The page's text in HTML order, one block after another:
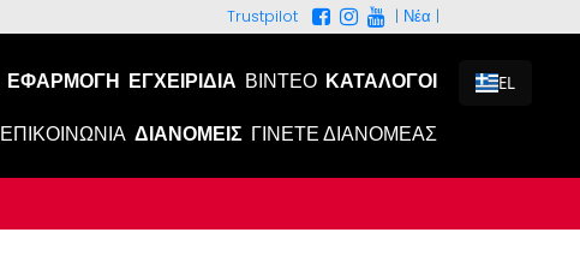
EL
Trustpilot | Νέα |
ΕΦΑΡΜΟΓΉ ΕΓΧΕΙΡΊΔΙΑ ΒΊΝΤΕΟ ΚΑΤΆΛΟΓΟΙ
ΕΠΙΚΟΙΝΩΝΊΑ ΔΙΑΝΟΜΕΊΣ ΓΊΝΕΤΕ ΔΙΑΝΟΜΈΑΣ